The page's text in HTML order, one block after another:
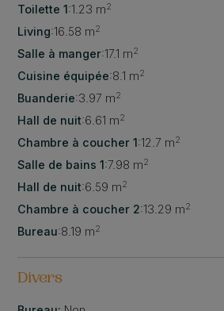
Toilette 1:1.23 m2
Living:16.58 m2
Salle à manger:17.1 m2
Cuisine équipée:8.1 m2
Buanderie:3.97 m2
Hall de nuit:6.61 m2
Chambre à coucher 1:12.7 m2
Salle de bains 1:7.98 m2
Hall de nuit:6.59 m2
Chambre à coucher 2:13.29 m2
Bureau:8.19 m2
Divers